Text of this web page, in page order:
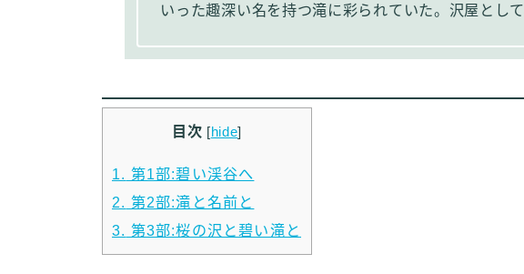
いった趣深い名を持つ滝に彩られていた。沢屋とし
目次 [hide]
1. 第1部:碧い渓谷へ
2. 第2部:滝と名前と
3. 第3部:桜の沢と碧い滝と